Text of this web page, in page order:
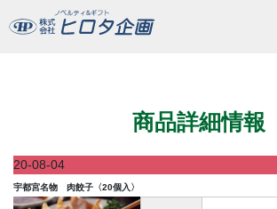
商品詳細情報
20-08-04
宇都宮名物 肉餃子〈20個入〉